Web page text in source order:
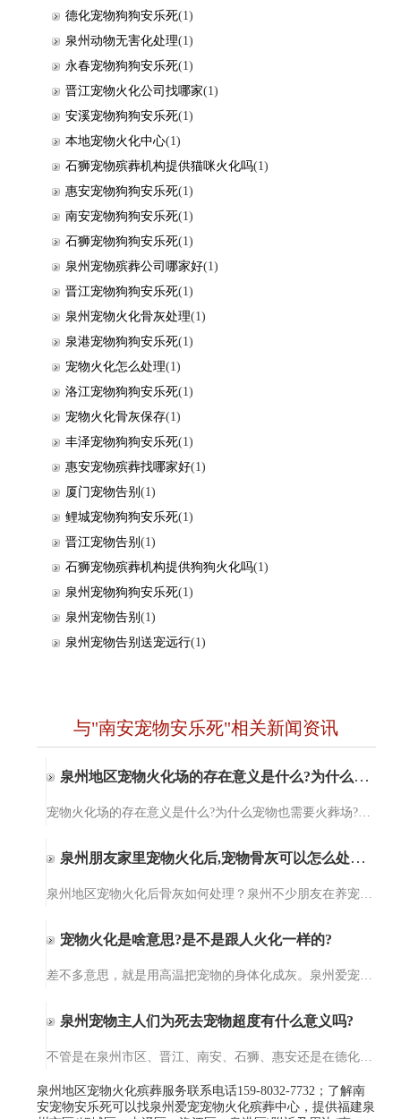
德化宠物狗狗安乐死(1)
泉州动物无害化处理(1)
永春宠物狗狗安乐死(1)
晋江宠物火化公司找哪家(1)
安溪宠物狗狗安乐死(1)
本地宠物火化中心(1)
石狮宠物殡葬机构提供猫咪火化吗(1)
惠安宠物狗狗安乐死(1)
南安宠物狗狗安乐死(1)
石狮宠物狗狗安乐死(1)
泉州宠物殡葬公司哪家好(1)
晋江宠物狗狗安乐死(1)
泉州宠物火化骨灰处理(1)
泉港宠物狗狗安乐死(1)
宠物火化怎么处理(1)
洛江宠物狗狗安乐死(1)
宠物火化骨灰保存(1)
丰泽宠物狗狗安乐死(1)
惠安宠物殡葬找哪家好(1)
厦门宠物告别 (1)
鲤城宠物狗狗安乐死(1)
晋江宠物告别 (1)
石狮宠物殡葬机构提供狗狗火化吗(1)
泉州宠物狗狗安乐死(1)
泉州宠物告别 (1)
泉州宠物告别送宠远行(1)
与"南安宠物安乐死"相关新闻资讯
泉州地区宠物火化场的存在意义是什么?为什么宠物也需要火葬场?
宠物火化场的存在意义是什么?为什么宠物也需要火葬场?泉州爱宠宠物火化服务【15980327732】泉州爱宠宠物火化服务提供宠物殡葬、宠物火化、小动物无公害处理、猫咪火化、狗狗火化，包括泉州、晋江、石狮、南安、惠安及…
泉州朋友家里宠物火化后,宠物骨灰可以怎么处理?
宠物火化是啥意思?是不是跟人火化一样的?
泉州宠物主人们为死去宠物超度有什么意义吗?
不管是在泉州市区、晋江、南安、石狮、惠安还是在德化、水头，都有不少人会为死去的宠物们做法事超度。那你们知道为死去宠物超度法事的意义在哪里呢？今天，爱宠宠物殡葬服务中心小编就给大家来讲一讲为死去宠物做超…
泉州地区宠物火化殡葬服务联系电话159-8032-7732；了解南
安宠物安乐死可以找泉州爱宠宠物火化殡葬中心，提供福建泉